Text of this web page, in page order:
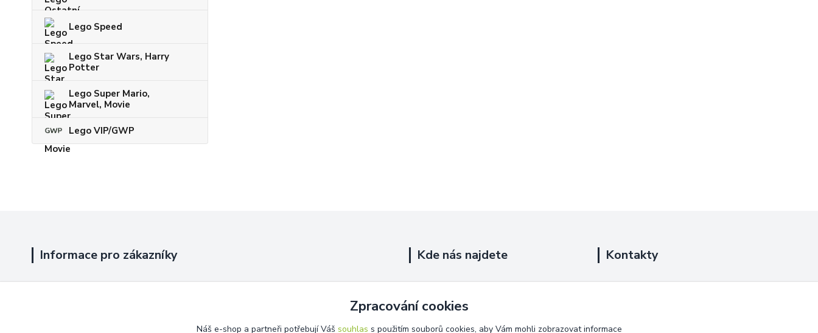
Lego Speed
Lego Star Wars, Harry
Potter
Lego Super Mario,
Marvel, Movie
Lego VIP/GWP
Informace pro zákazníky Kde nás najdete
Říčany, 251 01
Kontakty
+420 725 889 873
info@duplarna.cz
Zpracování cookies
Náš e-shop a partneři potřebují Váš souhlas s použitím souborů cookies, aby Vám mohli zobrazovat informace